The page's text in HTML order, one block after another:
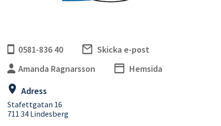
0581-836 40
Skicka e-post
Amanda Ragnarsson
Hemsida
Adress
Stafettgatan 16
711 34 Lindesberg